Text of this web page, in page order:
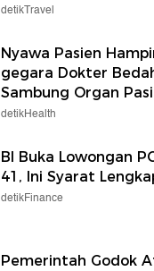
detikTravel
Nyawa Pasien
gegara Dokter
Sambung Organ
detikHealth
BI Buka Lowongan
41, Ini Syarat
detikFinance
Pemerintah Godok